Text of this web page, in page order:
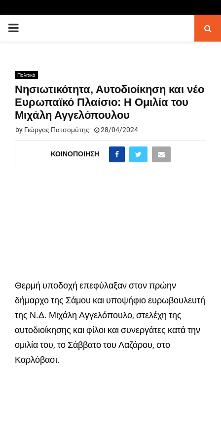
PRIMARY
Πολιτικά
Νησιωτικότητα, Αυτοδιοίκηση και νέο
Ευρωπαϊκό Πλαίσιο: Η Ομιλία του
Μιχάλη Αγγελόπουλου
by Γιώργος Πατσομύτης 28/04/2024
ΚΟΙΝΟΠΟΊΗΣΗ
Θερμή υποδοχή επεφύλαξαν στον πρώην
δήμαρχο της Σάμου και υποψήφιο ευρωβουλευτή
της Ν.Δ. Μιχάλη Αγγελόπουλο, στελέχη της
αυτοδιοίκησης και φίλοι και συνεργάτες κατά την
ομιλία του, το Σάββατο του Λαζάρου, στο
Καρλόβασι.